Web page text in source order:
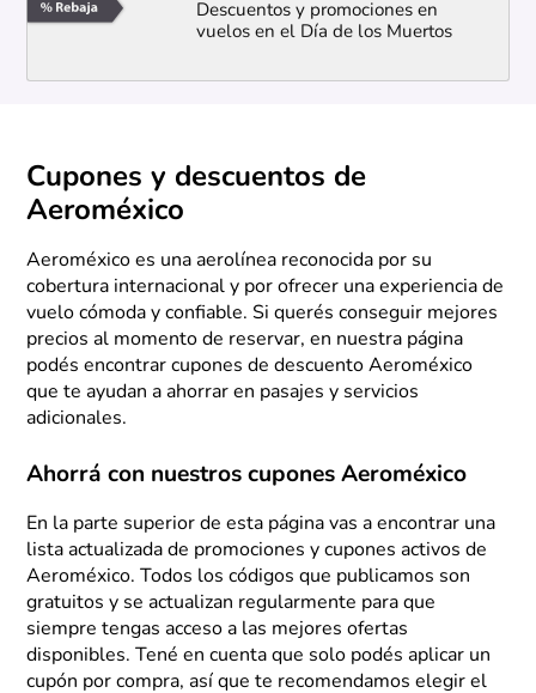
Descuentos y promociones en
vuelos en el Día de los Muertos
Cupones y descuentos de
Aeroméxico
Aeroméxico es una aerolínea reconocida por su
cobertura internacional y por ofrecer una experiencia de
vuelo cómoda y confiable. Si querés conseguir mejores
precios al momento de reservar, en nuestra página
podés encontrar cupones de descuento Aeroméxico
que te ayudan a ahorrar en pasajes y servicios
adicionales.
Ahorrá con nuestros cupones Aeroméxico
En la parte superior de esta página vas a encontrar una
lista actualizada de promociones y cupones activos de
Aeroméxico. Todos los códigos que publicamos son
gratuitos y se actualizan regularmente para que
siempre tengas acceso a las mejores ofertas
disponibles. Tené en cuenta que solo podés aplicar un
cupón por compra, así que te recomendamos elegir el